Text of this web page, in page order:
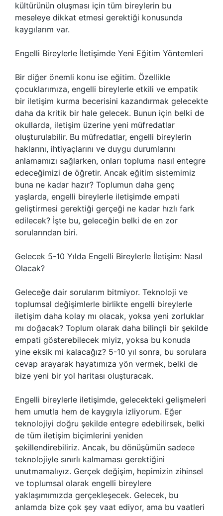
kültürünün oluşması için tüm bireylerin bu
meseleye dikkat etmesi gerektiği konusunda
kaygılarım var.
Engelli Bireylerle İletişimde Yeni Eğitim Yöntemleri
Bir diğer önemli konu ise eğitim. Özellikle
çocuklarımıza, engelli bireylerle etkili ve empatik
bir iletişim kurma becerisini kazandırmak gelecekte
daha da kritik bir hale gelecek. Bunun için belki de
okullarda, iletişim üzerine yeni müfredatlar
oluşturulabilir. Bu müfredatlar, engelli bireylerin
haklarını, ihtiyaçlarını ve duygu durumlarını
anlamamızı sağlarken, onları topluma nasıl entegre
edeceğimizi de öğretir. Ancak eğitim sistemimiz
buna ne kadar hazır? Toplumun daha genç
yaşlarda, engelli bireylerle iletişimde empati
geliştirmesi gerektiği gerçeği ne kadar hızlı fark
edilecek? İşte bu, geleceğin belki de en zor
sorularından biri.
Gelecek 5-10 Yılda Engelli Bireylerle İletişim: Nasıl
Olacak?
Geleceğe dair sorularım bitmiyor. Teknoloji ve
toplumsal değişimlerle birlikte engelli bireylerle
iletişim daha kolay mı olacak, yoksa yeni zorluklar
mı doğacak? Toplum olarak daha bilinçli bir şekilde
empati gösterebilecek miyiz, yoksa bu konuda
yine eksik mi kalacağız? 5-10 yıl sonra, bu sorulara
cevap arayarak hayatımıza yön vermek, belki de
bize yeni bir yol haritası oluşturacak.
Engelli bireylerle iletişimde, gelecekteki gelişmeleri
hem umutla hem de kaygıyla izliyorum. Eğer
teknolojiyi doğru şekilde entegre edebilirsek, belki
de tüm iletişim biçimlerini yeniden
şekillendirebiliriz. Ancak, bu dönüşümün sadece
teknolojiyle sınırlı kalmaması gerektiğini
unutmamalıyız. Gerçek değişim, hepimizin zihinsel
ve toplumsal olarak engelli bireylere
yaklaşımımızda gerçekleşecek. Gelecek, bu
anlamda bize çok şey vaat ediyor, ama bu vaatleri